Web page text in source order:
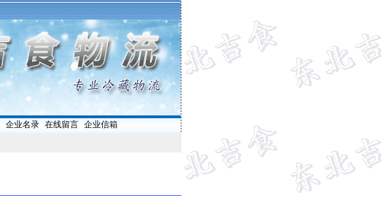
企业名录| 在线留言| 企业信箱